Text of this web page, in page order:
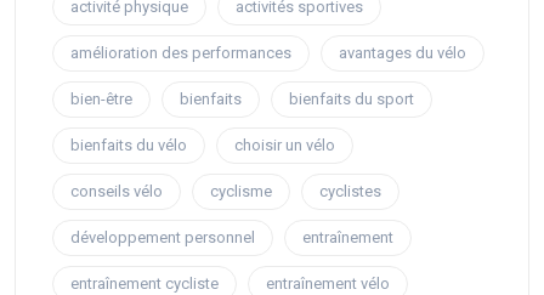
activité physique activités sportives
amélioration des performances avantages du vélo
bien-être bienfaits bienfaits du sport
bienfaits du vélo choisir un vélo
conseils vélo cyclisme cyclistes
développement personnel entraînement
entraînement cycliste entraînement vélo